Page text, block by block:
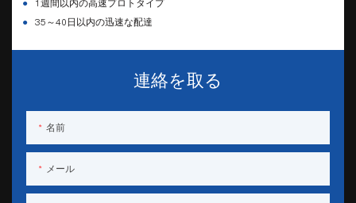
●
1週間以内の高速プロトタイプ
●
35～40日以内の迅速な配達
連絡を取る
名前
メール